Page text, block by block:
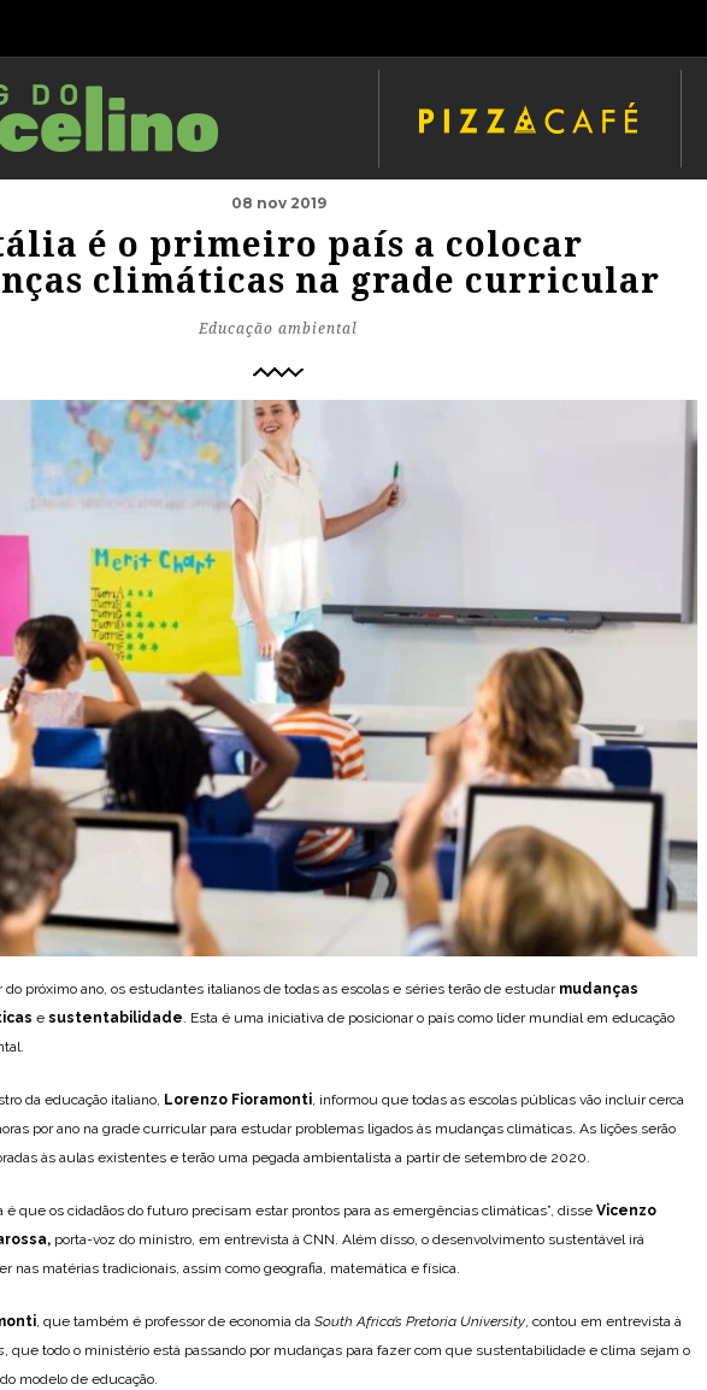
08 nov 2019
é o primeiro país a colocar
climáticas na grade curricular
Educação ambiental
do próximo ano, os estudantes italianos de todas as escolas e séries terão de estudar mudanças
e sustentabilidade. Esta é uma iniciativa de posicionar o país como líder mundial em educação
da educação italiano, Lorenzo Fioramonti, informou que todas as escolas públicas vão incluir cerca
por ano na grade curricular para estudar problemas ligados às mudanças climáticas. As lições serão
às aulas existentes e terão uma pegada ambientalista a partir de setembro de 2020.
é que os cidadãos do futuro precisam estar prontos para as emergências climáticas”, disse Vicenzo
porta-voz do ministro, em entrevista à CNN. Além disso, o desenvolvimento sustentável irá
nas matérias tradicionais, assim como geografia, matemática e física.
, que também é professor de economia da South Africa’s Pretoria University, contou em entrevista à
, que todo o ministério está passando por mudanças para fazer com que sustentabilidade e clima sejam o
modelo de educação.